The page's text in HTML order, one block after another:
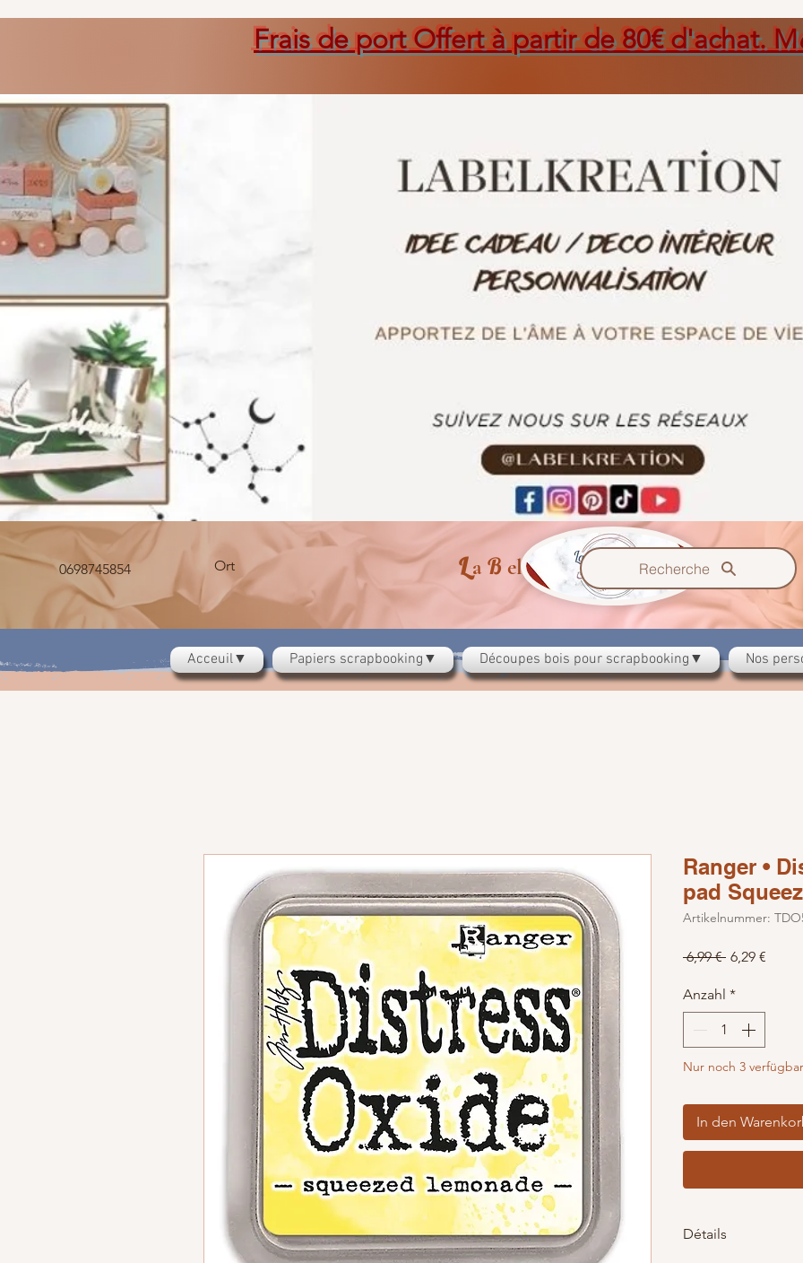
Frais de port Offert à partir de 80€ d'achat. M
Acceuil▼ Papiers scrapbooking▼ Découpes bois pour scrapbooking▼ Nos
0698745854 Ort La B elK ration Recherche
Ranger •
pad
Artikelnummer:
6,99 € 6,29 €
Anzahl *
Nur noch 3 verfügbar
In den
Détails